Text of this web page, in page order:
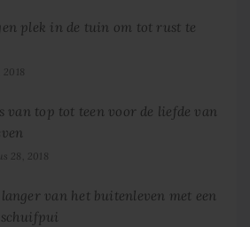
plek in de tuin om tot rust te
van top tot teen voor de liefde van
28, 2018
van het buitenleven met een